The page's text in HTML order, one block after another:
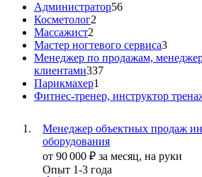
Администратор56
Косметолог2
Массажист2
Мастер ногтевого сервиса3
Менеджер по продажам,
клиентами337
Парикмахер1
Фитнес-тренер, инструктор
Менеджер объектных продаж
оборудования
от 90 000 ₽ за месяц, на руки
Опыт 1-3 года